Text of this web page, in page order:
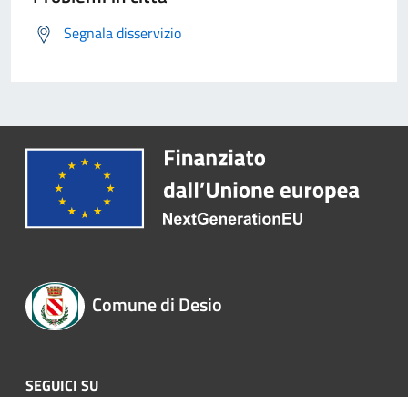
Segnala disservizio
Comune di Desio
SEGUICI SU